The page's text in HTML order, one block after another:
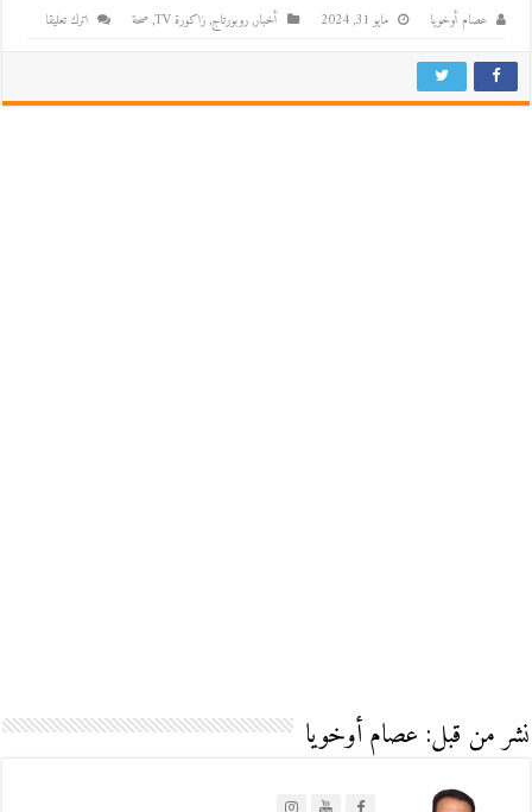
عصام أوخويا مايو 31, 2024 أخبار, روبورتاج, زاكورة TV , صحة اترك تعليقا
نشر من قبل: عصام أوخويا